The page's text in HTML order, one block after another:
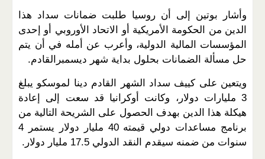
وأشار بوتين إلى أن روسيا طلبت ضمانات سداد هذا
الدين من الحكومة الأمريكية أو الاتحاد الأوروبي أو إحدى
المؤسسات المالية الدولية، وأعرب عن أمله في أن يتم
حل مسألة الضمانات بحلول بداية شهر ديسمبرالقادم.
ويتعين على كييف سداد الشهر القادم دينا لموسكو يبلغ
3 مليارات دولار، وكانت أوكرانيا قد سعت إلى إعادة
هيكلة هذا الدين بهدف الحصول على الشريحة التالية من
برنامج مساعدات دولي قيمته 40 مليار دولار يستمر 4
سنوات من ضمنه سيقدم النقد الدولي 17.5 مليار دولار.